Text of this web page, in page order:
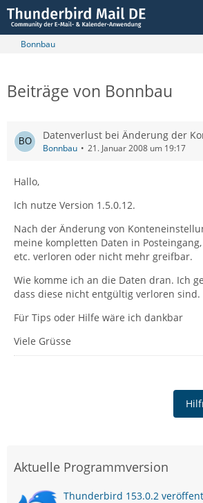
Bonnbau
Beiträge von Bonnbau
Datenverlust bei Änderung der
Bonnbau 21. Januar 2008 um 19:17
Hallo,
Ich nutze Version 1.5.0.12.
Nach der Änderung von
meine kompletten Daten in
etc. verloren oder nicht mehr greifbar.
Wie komme ich an die Daten dran. Ich
dass diese nicht entgültig verloren sind.
Für Tips oder Hilfe wäre ich dankbar
Viele Grüsse
Aktuelle Programmversion
Thunderbird 153.0.2